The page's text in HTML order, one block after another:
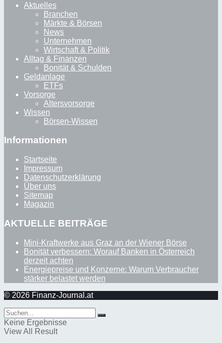
Aktuelles
Branchen
Märkte & Börsen
News
Unternehmen
Wirtschaft & Politik
Alltag & Finanzen
Bonität & Schulden
Geldanlage
ETFs
Vorsorge
Altersvorsorge
Wissen
Börsen-Wissen
Informationen
Startseite
Impressum
Datenschutzerklärung
Über uns
Sitemap
Magazin
AKTUELLE BEITRÄGE
Mini-Kraftwerke aus Graz an der Wiener Börse
Bonität verbessern: Worauf Banken in Österreich
derzeit achten
Energiepreise und Konzerne: Warum Verbraucher
stärker belastet werden
© 2026 Finanz-Journal.at
Keine Ergebnisse
View All Result